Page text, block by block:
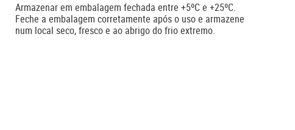
Armazenar em embalagem fechada entre +5ºC e +25ºC.
Feche a embalagem corretamente após o uso e armazene
num local seco, fresco e ao abrigo do frio extremo.